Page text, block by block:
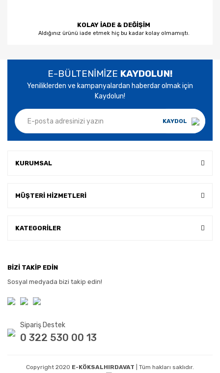
KOLAY İADE & DEĞİŞİM
Aldığınız ürünü iade etmek hiç bu kadar kolay olmamıştı.
E-BÜLTENİMİZE KAYDOLUN!
Yeniliklerden ve kampanyalardan haberdar olmak için
Kaydolun!
KAYDOL
KURUMSAL
MÜŞTERİ HİZMETLERİ
KATEGORİLER
BİZİ TAKİP EDİN
Sosyal medyada bizi takip edin!
Sipariş Destek
0 322 530 00 13
Copyright 2020 E-KÖKSALHIRDAVAT | Tüm hakları saklıdır.